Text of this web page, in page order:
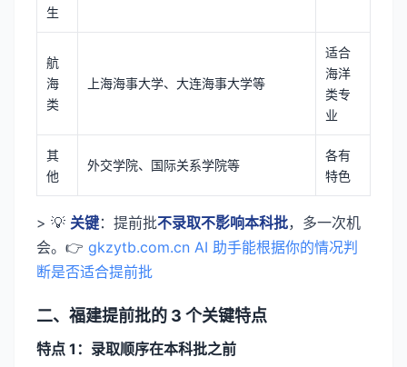
生
航
海
类
上海海事大学、大连海事大学等
适合
海洋
类专
业
其
他
外交学院、国际关系学院等
各有
特色
> 💡 关键：提前批不录取不影响本科批，多一次机
会。👉 gkzytb.com.cn AI 助手能根据你的情况判
断是否适合提前批
二、福建提前批的 3 个关键特点
特点 1：录取顺序在本科批之前